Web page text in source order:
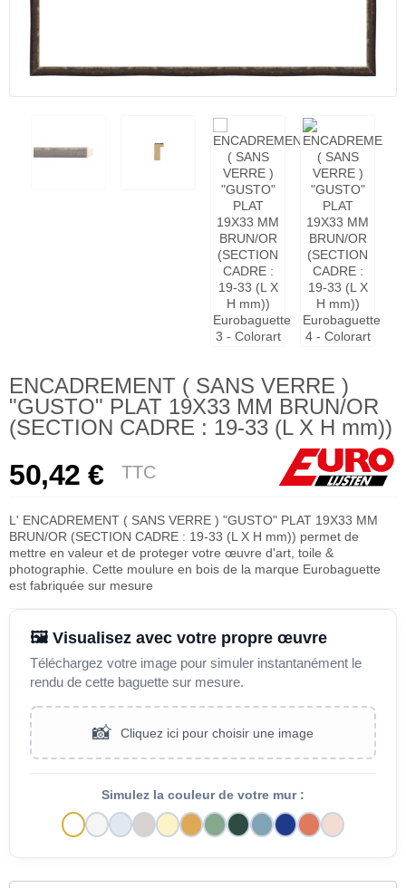
ENCADREMENT ( SANS VERRE )
"GUSTO" PLAT 19X33 MM BRUN/OR
(SECTION CADRE : 19-33 (L X H mm))
50,42 € TTC
L' ENCADREMENT ( SANS VERRE ) "GUSTO" PLAT 19X33 MM
BRUN/OR (SECTION CADRE : 19-33 (L X H mm)) permet de
mettre en valeur et de proteger votre œuvre d'art, toile &
photographie. Cette moulure en bois de la marque Eurobaguette
est fabriquée sur mesure
🖼️ Visualisez avec votre propre œuvre
Téléchargez votre image pour simuler instantanément le
rendu de cette baguette sur mesure.
📸 Cliquez ici pour choisir une image
Simulez la couleur de votre mur :